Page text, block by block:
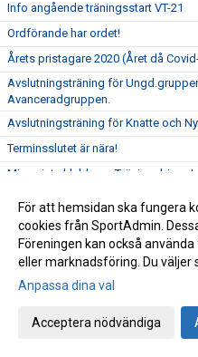
Info angående träningsstart VT-21
Ordförande har ordet!
Årets pristagare 2020 (Året då
Avslutningsträning för
Avanceradgruppen.
Avslutningsträning för Knatte och
Terminsslutet är nära!
Missa inte klubbens Träningsbingo!
Ny uppdaterad info kring Covid-19
Ny info angående träning och
Uppdaterad info kring Covid-19
Resultat Bohus-dal Cup
För att hemsidan ska fungera
cookies från SportAdmin.
Föreningen kan också
eller marknadsföring. Du väljer
Anpassa dina val
Acceptera nödvändiga